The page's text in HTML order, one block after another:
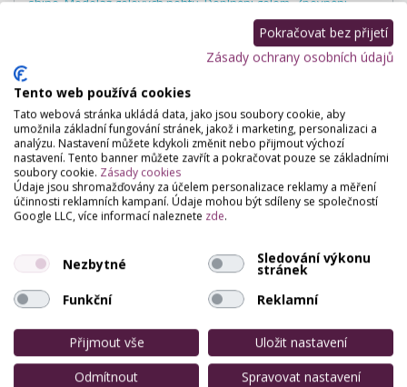
Francouzská manikúra,
,Manikúra Jessica,
Hodnocení salónu
Pro přidání hodnocení sepřihlašte
Zatím zde není žádné hodnocení.
Pokračovat bez přijetí
Zásady ochrany osobních údajů
Tento web používá cookies
Tato webová stránka ukládá data, jako jsou soubory cookie, aby
umožnila základní fungování stránek, jakož i marketing, personalizaci a
analýzu. Nastavení můžete kdykoli změnit nebo přijmout výchozí
nastavení. Tento banner můžete zavřít a pokračovat pouze se základními
soubory cookie. Zásady cookies
Údaje jsou shromažďovány za účelem personalizace reklamy a měření
účinnosti reklamních kampaní. Údaje mohou být sdíleny se společností
Google LLC, více informací naleznete zde.
Nezbytné Sledování výkonu
stránek
Funkční
Reklamní
Přijmout vše
Uložit nastavení
Odmítnout
Spravovat nastavení